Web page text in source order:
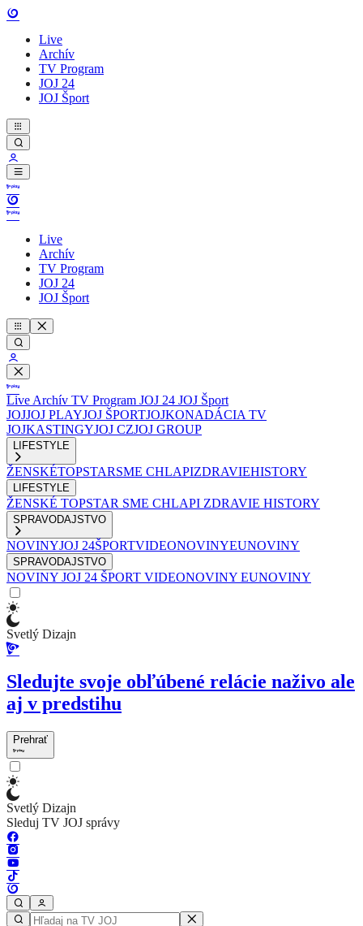
Live
Archív
TV Program
JOJ 24
JOJ Šport
Live
Archív
TV Program
JOJ 24
JOJ Šport
Live Archív TV Program JOJ 24 JOJ Šport
JOJJOJ PLAYJOJ ŠPORTJOJKONADÁCIA TV
JOJKASTINGYJOJ CZJOJ GROUP
LIFESTYLE
ŽENSKÉTOPSTARSME CHLAPIZDRAVIEHISTORY
LIFESTYLE
ŽENSKÉ TOPSTAR SME CHLAPI ZDRAVIE HISTORY
SPRAVODAJSTVO
NOVINYJOJ 24ŠPORTVIDEONOVINYEUNOVINY
SPRAVODAJSTVO
NOVINY JOJ 24 ŠPORT VIDEONOVINY EUNOVINY
Svetlý Dizajn
Sledujte svoje obľúbené relácie naživo ale
aj v predstihu
Prehrať
Svetlý Dizajn
Sleduj TV JOJ správy